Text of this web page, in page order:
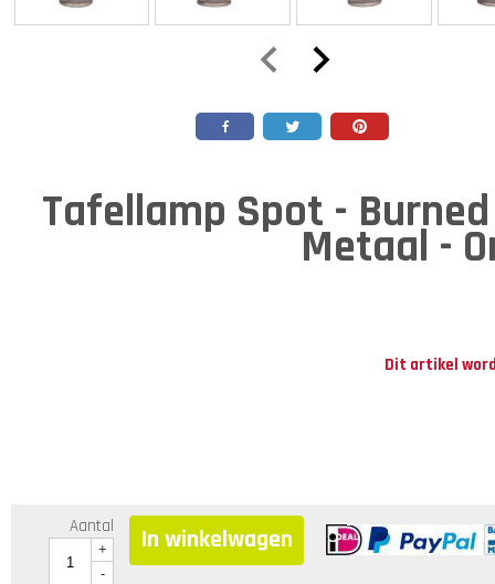
Tafellamp Spot -
Metaal -
Dit artikel
Aantal
+
-
In winkelwagen